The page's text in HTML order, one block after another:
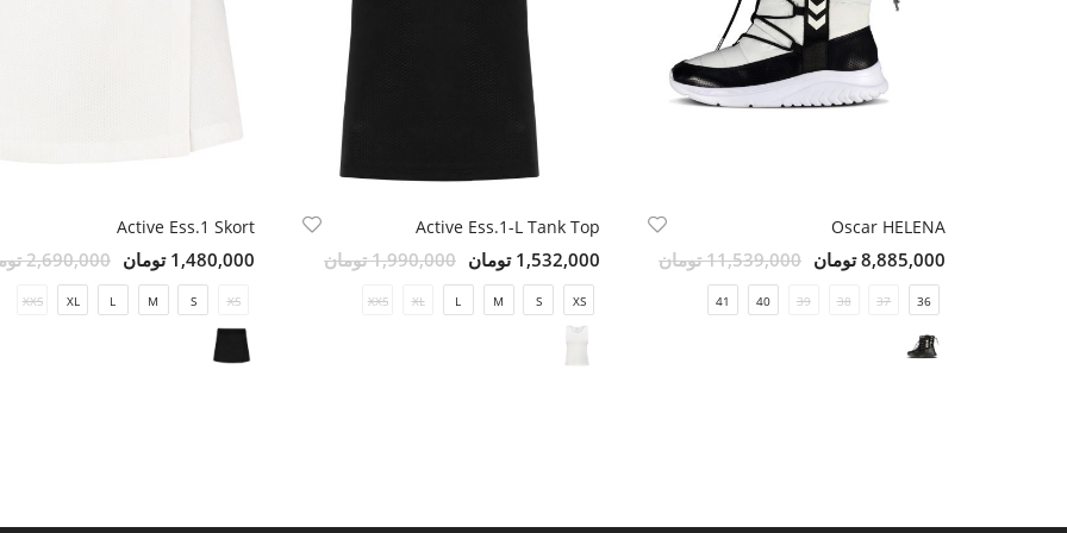
Oscar HELENA
8,885,000 تومان 11,539,000 تومان
36
37
38
39
40
41
Active Ess.1-L Tank Top
1,532,000 تومان 1,990,000 تومان
XS
S
M
L
XL
XXS
Active Ess.1 Skort
1,480,000 تومان 2,690,000 تومان
XS
S
M
L
XL
XXS